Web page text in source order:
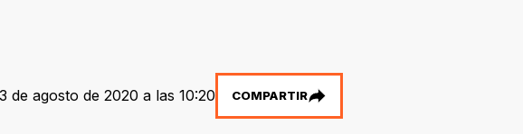
de agosto de 2020 a las 10:20 COMPARTIR